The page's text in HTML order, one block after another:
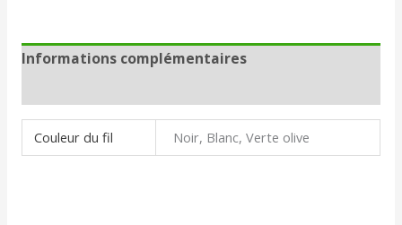
Informations complémentaires
Couleur du fil Noir, Blanc, Verte olive